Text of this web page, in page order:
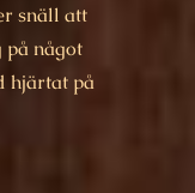
snäll att
något
hjärtat på